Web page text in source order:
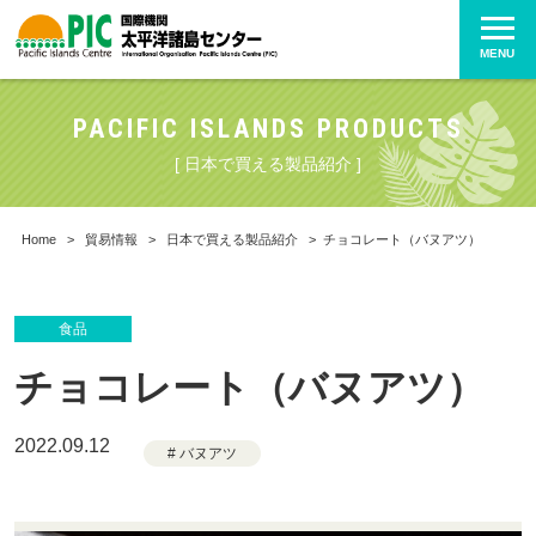
MENU
PACIFIC ISLANDS PRODUCTS
[ 日本で買える製品紹介 ]
Home > 貿易情報 > 日本で買える製品紹介 > チョコレート（バヌアツ）
食品
チョコレート（バヌアツ）
2022.09.12 # バヌアツ